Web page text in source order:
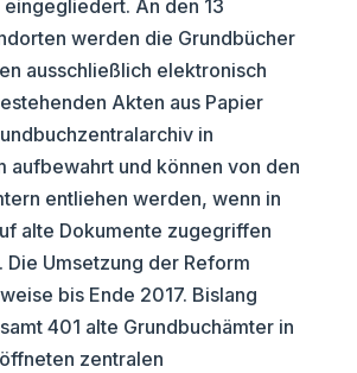
An den 13
werden die Grundbücher
ausschließlich elektronisch
Akten aus Papier
in
aufbewahrt und können von den
entliehen werden, wenn in
alte Dokumente zugegriffen
Die Umsetzung der Reform
bis Ende 2017. Bislang
401 alte Grundbuchämter in
zentralen